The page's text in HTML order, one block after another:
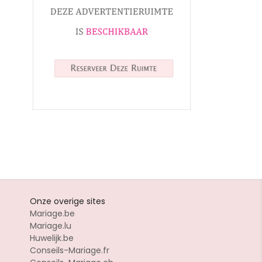
Onze overige sites
Mariage.be
Mariage.lu
Huwelijk.be
Conseils-Mariage.fr